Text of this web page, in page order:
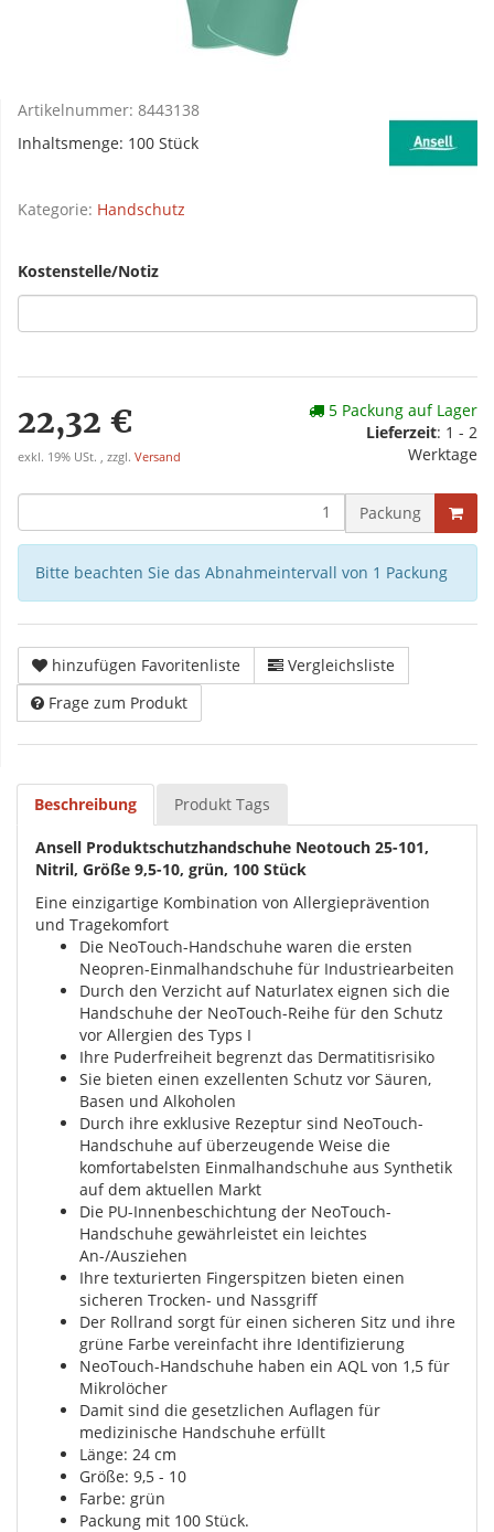
Artikelnummer: 8443138
Inhaltsmenge: 100 Stück
Kategorie: Handschutz
Kostenstelle/Notiz
22,32 €
exkl. 19% USt. , zzgl. Versand
5 Packung auf Lager
Lieferzeit: 1 - 2
Werktage
Packung
Bitte beachten Sie das Abnahmeintervall von 1 Packung
hinzufügen Favoritenliste
Vergleichsliste
Frage zum Produkt
Beschreibung Produkt Tags
Ansell Produktschutzhandschuhe Neotouch 25-101,
Nitril, Größe 9,5-10, grün, 100 Stück
Eine einzigartige Kombination von Allergieprävention
und Tragekomfort
Die NeoTouch-Handschuhe waren die ersten
Neopren-Einmalhandschuhe für Industriearbeiten
Durch den Verzicht auf Naturlatex eignen sich die
Handschuhe der NeoTouch-Reihe für den Schutz
vor Allergien des Typs I
Ihre Puderfreiheit begrenzt das Dermatitisrisiko
Sie bieten einen exzellenten Schutz vor Säuren,
Basen und Alkoholen
Durch ihre exklusive Rezeptur sind NeoTouch-
Handschuhe auf überzeugende Weise die
komfortabelsten Einmalhandschuhe aus Synthetik
auf dem aktuellen Markt
Die PU-Innenbeschichtung der NeoTouch-
Handschuhe gewährleistet ein leichtes
An-/Ausziehen
Ihre texturierten Fingerspitzen bieten einen
sicheren Trocken- und Nassgriff
Der Rollrand sorgt für einen sicheren Sitz und ihre
grüne Farbe vereinfacht ihre Identifizierung
NeoTouch-Handschuhe haben ein AQL von 1,5 für
Mikrolöcher
Damit sind die gesetzlichen Auflagen für
medizinische Handschuhe erfüllt
Länge: 24 cm
Größe: 9,5 - 10
Farbe: grün
Packung mit 100 Stück.